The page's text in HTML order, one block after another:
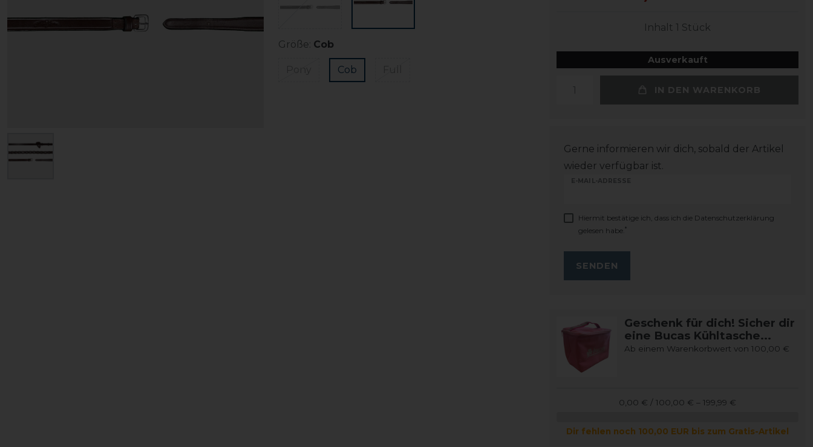
Größe: Cob
Cob
Inhalt 1 Stück
Ausverkauft
IN DEN WARENKORB
Gerne informieren wir dich, sobald der Artikel
wieder verfügbar ist.
E-MAIL-ADRESSE
Hiermit bestätige ich, dass ich die Daten­schutz­erklärung
gelesen habe. *
SENDEN
Geschenk für dich! Sicher dir
eine Bucas Kühltasche...
Ab einem Warenkorbwert von 100,00 €
0,00 € / 100,00 € – 199,99 €
Dir fehlen noch 100,00 EUR bis zum Gratis-Artikel